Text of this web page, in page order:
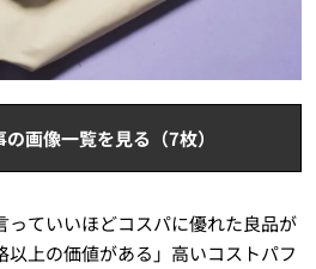
の画像一覧を見る（7枚）
っていいほどコスパに優れた良品が
上の価値がある」高いコストパフ